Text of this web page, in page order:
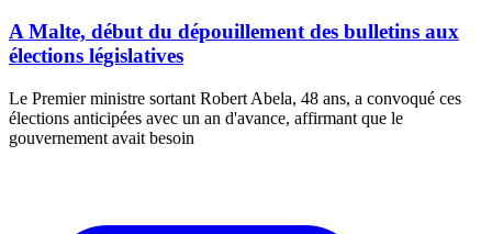
A Malte, début du dépouillement des bulletins aux
élections législatives
Le Premier ministre sortant Robert Abela, 48 ans, a convoqué ces
élections anticipées avec un an d'avance, affirmant que le
gouvernement avait besoin